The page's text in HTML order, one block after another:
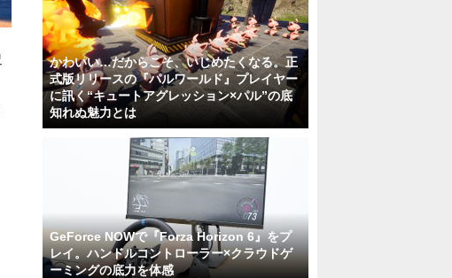
かわいい…だからこそ、いじめたくなる。正
式版リリースの『パルワールド』プレイヤー
に訊く“キュートアグレッション×パル”の底
知れぬ魅力とは
GeForce NOWで『Forza Horizon 6』をプ
レイ。ハンドルコントローラー×クラウドゲ
ーミングの底力を体感